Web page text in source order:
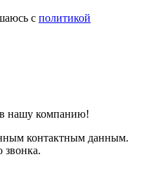
с политикой
в нашу компанию!
контактным данным.
звонка.